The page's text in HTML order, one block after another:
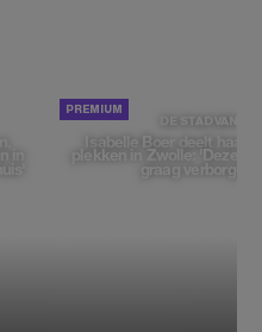
in
DE STAD VAN
Isabelle Boer deelt haar
plekken in Zwolle: 'Deze
graag verborgen'